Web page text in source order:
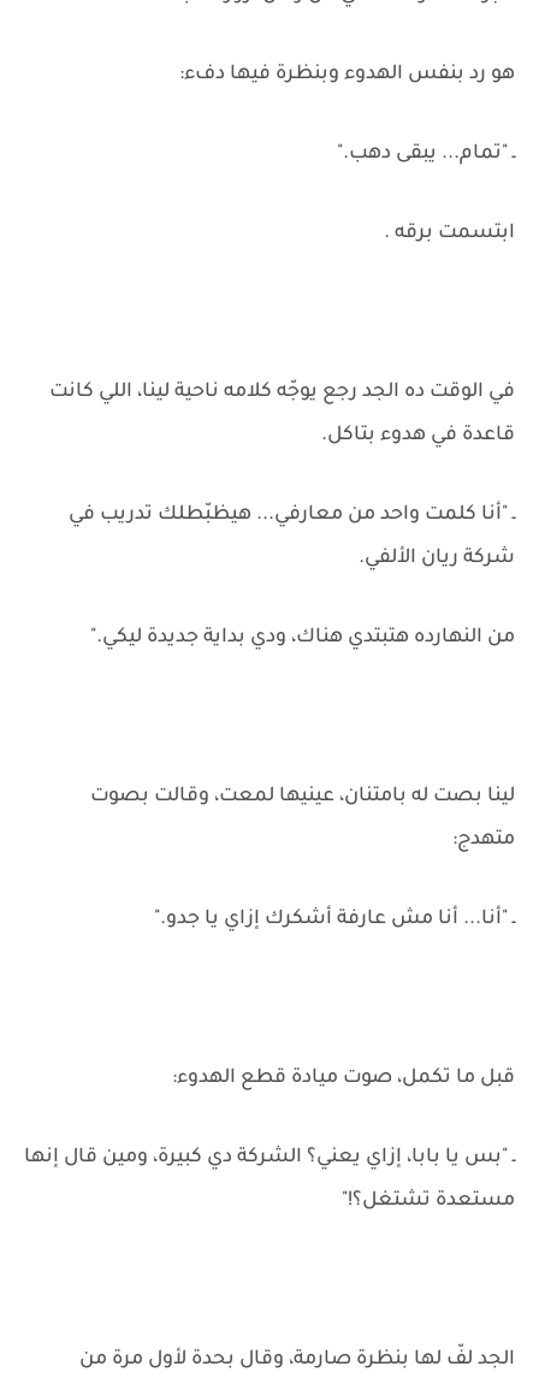
هو رد بنفس الهدوء وبنظرة فيها دفء:
ـ "تمام... يبقى دهب."
ابتسمت برقه .
في الوقت ده الجد رجع يوجّه كلامه ناحية لينا، اللي كانت
قاعدة في هدوء بتاكل.
ـ "أنا كلمت واحد من معارفي... هيظبّطلك تدريب في
شركة ريان الألفي.
من النهارده هتبتدي هناك، ودي بداية جديدة ليكي."
لينا بصت له بامتنان، عينيها لمعت، وقالت بصوت
متهدج:
ـ "أنا... أنا مش عارفة أشكرك إزاي يا جدو."
قبل ما تكمل، صوت ميادة قطع الهدوء:
ـ "بس يا بابا، إزاي يعني؟ الشركة دي كبيرة، ومين قال إنها
مستعدة تشتغل؟!"
الجد لفّ لها بنظرة صارمة، وقال بحدة لأول مرة من